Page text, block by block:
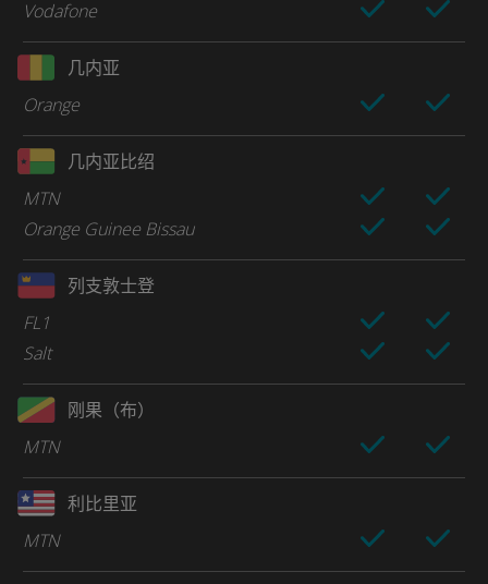
Vodafone
几内亚
Orange
几内亚比绍
MTN
Orange Guinee Bissau
列支敦士登
FL1
Salt
刚果（布）
MTN
利比里亚
MTN